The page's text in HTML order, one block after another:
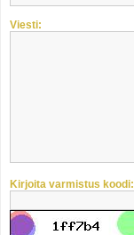
Viesti:
Kirjoita varmistus koodi: